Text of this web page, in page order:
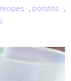
recipes , porotos ,